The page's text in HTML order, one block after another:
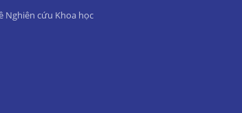
Nghiên cứu Khoa học